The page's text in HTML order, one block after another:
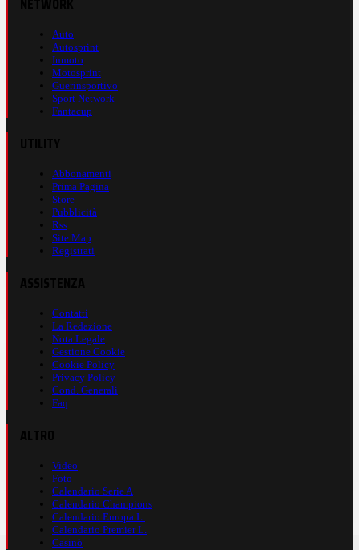
Auto
Autosprint
Inmoto
Motosprint
Guerinsportivo
Sport Network
Fantacup
Abbonamenti
Prima Pagina
Store
Pubblicità
Rss
Site Map
Registrati
Contatti
La Redazione
Nota Legale
Gestione Cookie
Cookie Policy
Privacy Policy
Cond. Generali
Faq
Video
Foto
Calendario Serie A
Calendario Champions
Calendario Europa L.
Calendario Premier L.
Casinò